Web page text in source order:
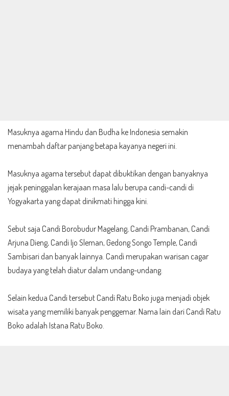
Masuknya agama Hindu dan Budha ke Indonesia semakin
menambah daftar panjang betapa kayanya negeri ini.
Masuknya agama tersebut dapat dibuktikan dengan banyaknya
jejak peninggalan kerajaan masa lalu berupa candi-candi di
Yogyakartayang dapat dinikmati hingga kini.
Sebut saja Candi Borobudur Magelang, Candi Prambanan, Candi
Arjuna Dieng, Candi Ijo Sleman, Gedong Songo Temple, Candi
Sambisari dan banyak lainnya. Candi merupakan warisan cagar
budaya yang telah diatur dalam undang-undang.
Selain kedua Candi tersebut Candi Ratu Boko juga menjadi objek
wisata yang memiliki banyak penggemar. Nama lain dari Candi Ratu
Boko adalah Istana Ratu Boko.